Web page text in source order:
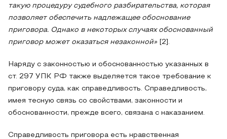
такую процедуру судебного разбирательства, которая
позволяет обеспечить надлежащее обоснование
приговора. Однако в некоторых случаях обоснованный
приговор может оказаться незаконной»
[2].
Наряду с законностью и обоснованностью указанных в
ст. 297 УПК РФ также выделяется такое требование к
приговору суда, как справедливость. Справедливость,
имея тесную связь со свойствами, законности и
обоснованности, прежде всего, связана с наказанием.
Справедливость приговора есть нравственная